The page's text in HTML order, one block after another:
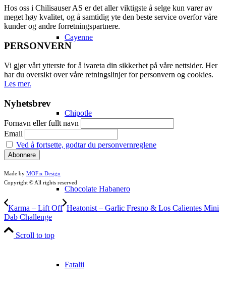
Cayenne
Chipotle
Chocolate Habanero
Fatalii
Hos oss i Chilisauser AS er det aller viktigste å selge kun varer av
meget høy kvalitet, og å samtidig yte den beste service overfor våre
kunder og andre forretningspartnere.
PERSONVERN
Vi gjør vårt ytterste for å ivareta din sikkerhet på våre nettsider. Her
har du oversikt over våre retningslinjer for personvern og cookies.
Les mer.
Nyhetsbrev
Fornavn eller fullt navn
Email
Ved å fortsette, godtar du personvernreglene
Made by MOFix Design
Copyright © All rights reserved
Karma – Lift Off Heatonist – Garlic Fresno & Los Calientes Mini
Dab Challenge
Scroll to top